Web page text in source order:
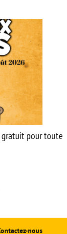
gratuit pour toute
nous